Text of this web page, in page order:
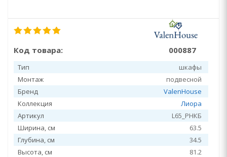
Код товара: 000887
Тип
шкафы
Монтаж
подвесной
Бренд
ValenHouse
Коллекция
Лиора
Артикул
L65_PHКБ
Ширина, см
63.5
Глубина, см
34.5
Высота, см
81.2